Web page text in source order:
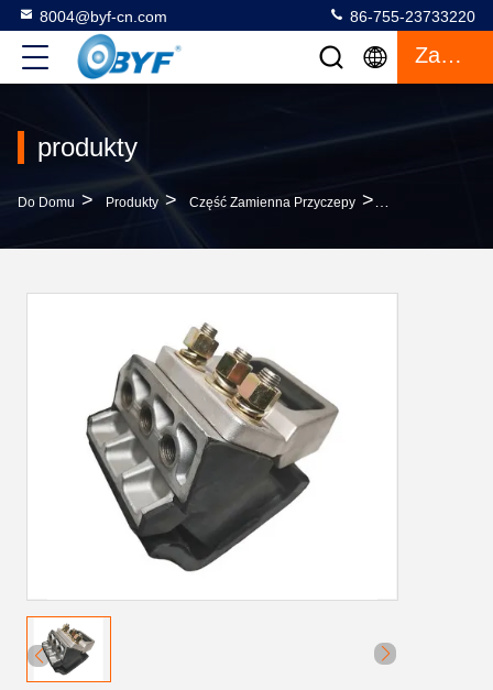
8004@byf-cn.com 86-755-23733220
Zacytować
produkty
Do Domu > Produkty > Część Zamienna Przyczepy >